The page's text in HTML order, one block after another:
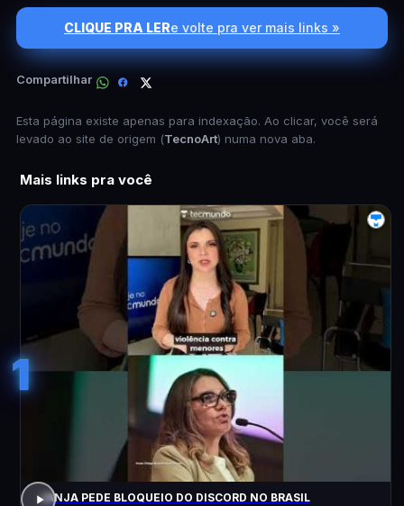
CLIQUE PRA LERe volte pra ver mais links »
Compartilhar
Esta página existe apenas para indexação. Ao clicar, você será
levado ao site de origem (TecnoArt) numa nova aba.
Mais links pra você
1
JANJA PEDE BLOQUEIO DO DISCORD NO BRASIL